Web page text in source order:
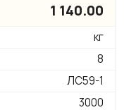
1 140.00
кг
8
ЛС59-1
3000